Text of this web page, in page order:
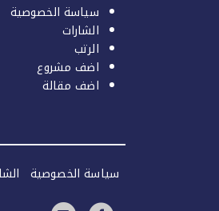
سياسة الخصوصية
الشارات
الرتب
اضف مشروع
اضف مقالة
سياسة الخصوصية